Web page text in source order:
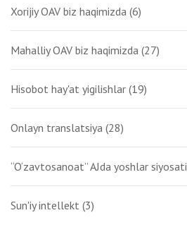
Xorijiy OAV biz haqimizda (6)
Mahalliy OAV biz haqimizda (27)
Hisobot hay'at yigilishlar (19)
Onlayn translatsiya (28)
“O‘zavtosanoat” AJda yoshlar siyosati
Sun'iy intellekt (3)